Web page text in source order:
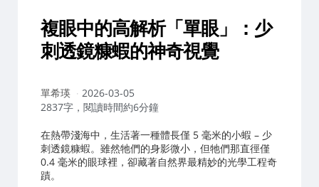
複眼中的高解析「單眼」：少
刺透鏡糠蝦的神奇視覺
作
者：
單希瑛
2026-03-05
2837字，閱讀時間約6分鐘
在熱帶淺海中，生活著一種體長僅 5 毫米的小蝦 – 少
刺透鏡糠蝦。雖然牠們的身影微小，但牠們那直徑僅
0.4 毫米的眼球裡，卻藏著自然界最精妙的光學工程奇
蹟。